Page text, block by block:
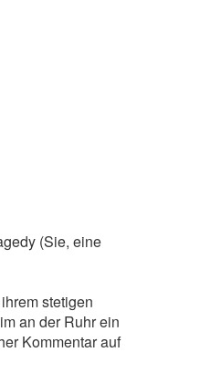
(Sie, eine
stetigen
an der Ruhr ein
Kommentar auf